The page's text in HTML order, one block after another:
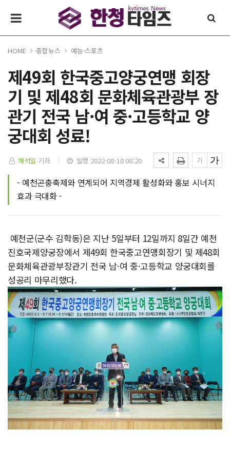
HOME 종합뉴스 예능·스포츠
제49회 한국중고양궁연맹 회장
기 및 제48회 문화체육관광부 장
관기 전국 남·여 중·고등학교 양
궁대회 성료!
채석일 기자 발행 2022-08-18 08:20
- 예천곤충축제와 연계되어 지역경제 활성화와 홍보 시너지
효과 극대화 -
예천군(군수 김학동)은 지난 5일부터 12일까지 8일간 예천
진호국제양궁장에서 제49회 한국중고연맹회장기 및 제48회
문화체육관광부장관기 전국 남·여 중·고등학교 양궁대회를
성공리 마무리했다.